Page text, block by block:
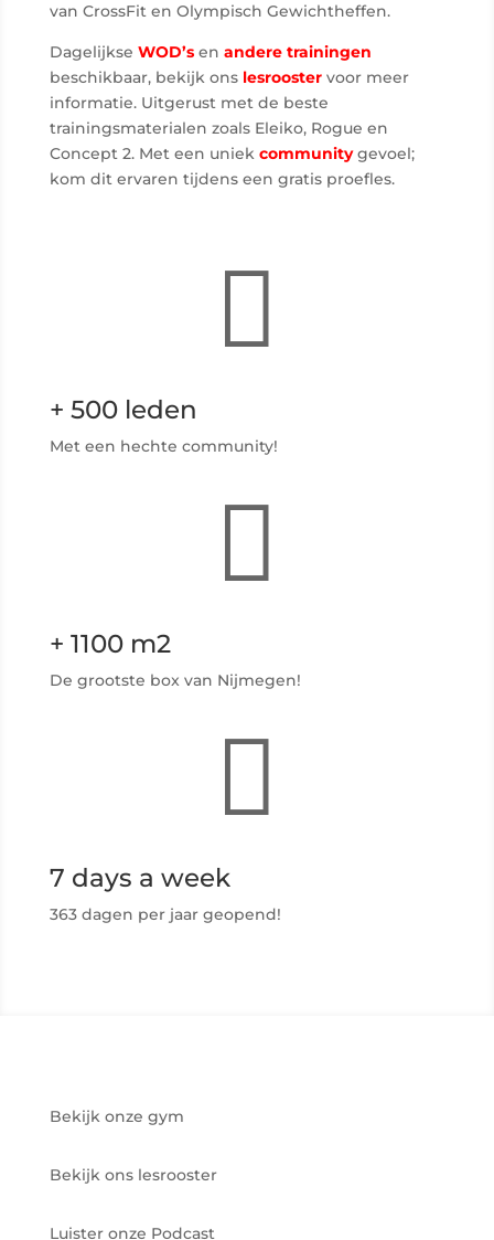
van CrossFit en Olympisch Gewichtheffen.
Dagelijkse WOD’s en andere trainingen
beschikbaar, bekijk ons lesrooster voor meer
informatie. Uitgerust met de beste
trainingsmaterialen zoals Eleiko, Rogue en
Concept 2. Met een uniek community gevoel;
kom dit ervaren tijdens een gratis proefles.

+ 500 leden
Met een hechte community!

+ 1100 m2
De grootste box van Nijmegen!

7 days a week
363 dagen per jaar geopend!
Bekijk onze gym
Bekijk ons lesrooster
Luister onze Podcast